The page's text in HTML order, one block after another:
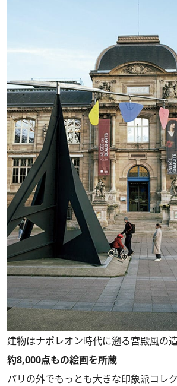
建物はナポレオン時代に遡る宮殿風の造
約8,000点もの絵画を所蔵
パリの外でもっとも大きな印象派コレ